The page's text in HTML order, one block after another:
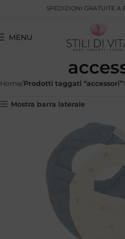
SPEDIZIONI GRATUITE A
MENU
Home Prodotti taggati “accessori”
Mostra barra laterale